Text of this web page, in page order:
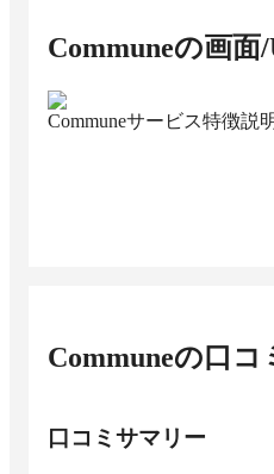
Communeの画面
Communeサービス特徴説
Communeの口コ
口コミサマリー